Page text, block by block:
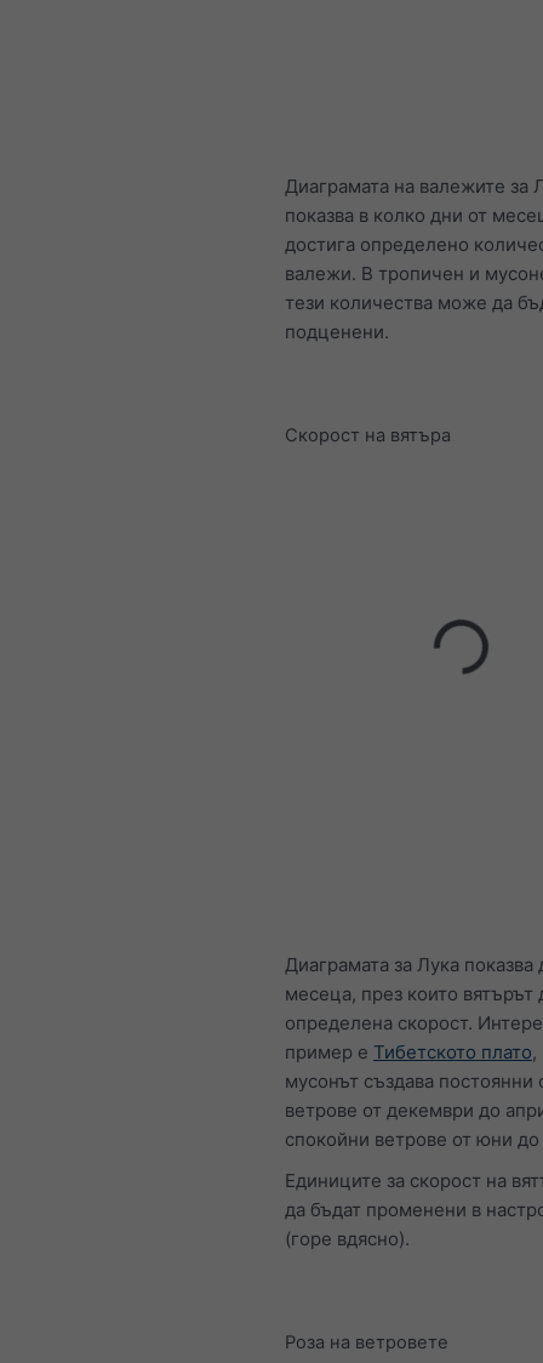
Диаграмата на валежите за
показва в колко дни от
достига определено
валежи. В тропичен и
тези количества може да
подценени.
Скорост на вятъра
Диаграмата за Лука показва
месеца, през които вятърът
определена скорост.
пример е Тибетското плато
мусонът създава постоянни
ветрове от декември до
спокойни ветрове от юни
Единиците за скорост на
да бъдат променени в
(горе вдясно).
Роза на ветровете